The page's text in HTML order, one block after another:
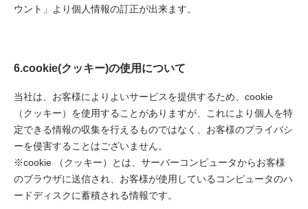
ウント」より個人情報の訂正が出来ます。
6.cookie(クッキー)の使用について
当社は、お客様によりよいサービスを提供するため、cookie
（クッキー）を使用することがありますが、これにより個人を特
定できる情報の収集を行えるものではなく、お客様のプライバシ
ーを侵害することはございません。
※cookie （クッキー）とは、サーバーコンピュータからお客様
のブラウザに送信され、お客様が使用しているコンピュータのハ
ードディスクに蓄積される情報です。